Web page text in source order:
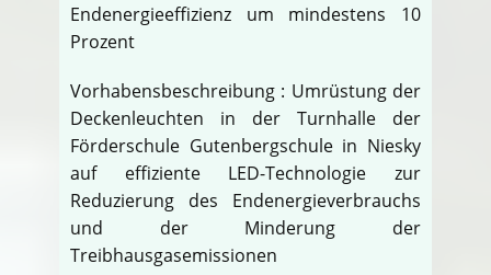
Endenergieeffizienz um mindestens 10
Prozent
Vorhabensbeschreibung : Umrüstung der
Deckenleuchten in der Turnhalle der
Förderschule Gutenbergschule in Niesky
auf effiziente LED-Technologie zur
Reduzierung des Endenergieverbrauchs
und der Minderung der
Treibhausgasemissionen